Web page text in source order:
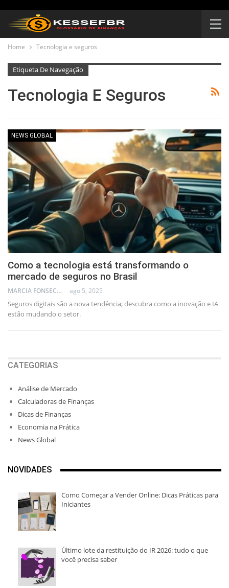
Home Tecnologia e seguros
Etiqueta De Navegação
Tecnologia E Seguros
NEWS GLOBAL
Como a tecnologia está transformando o
mercado de seguros no Brasil
MARCIA FONSECA - FINANCIAL CONSULTANT ago 5, 2025
Seguros digitais são a nova tendência; descubra como a inovação e IA
estão mudando o setor.
CATEGORIAS
Análise de Mercado
Calculadoras de Finanças
Dicas de Finanças
Economia na Prática
News Global
NOVIDADES
Como Começar a Vender Online: Dicas Práticas para
Iniciantes
Último lote da restituição do IR 2026: tudo o que
você precisa saber